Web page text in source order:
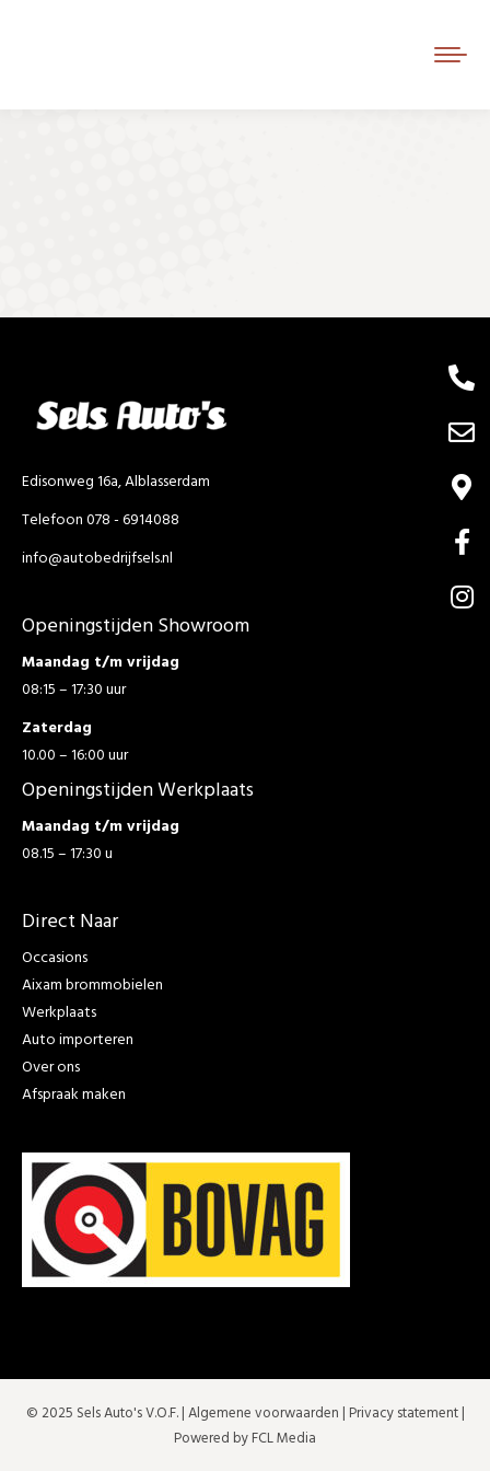
Edisonweg 16a, Alblasserdam
Telefoon 078 - 6914088
info@autobedrijfsels.nl
Openingstijden Showroom
Maandag t/m vrijdag
08:15 – 17:30 uur
Zaterdag
10.00 – 16:00 uur
Openingstijden Werkplaats
Maandag t/m vrijdag
08.15 – 17:30 u
Direct Naar
Occasions
Aixam brommobielen
Werkplaats
Auto importeren
Over ons
Afspraak maken
© 2025 Sels Auto's V.O.F. |Algemene voorwaarden | Privacy statement|
Powered by FCL Media